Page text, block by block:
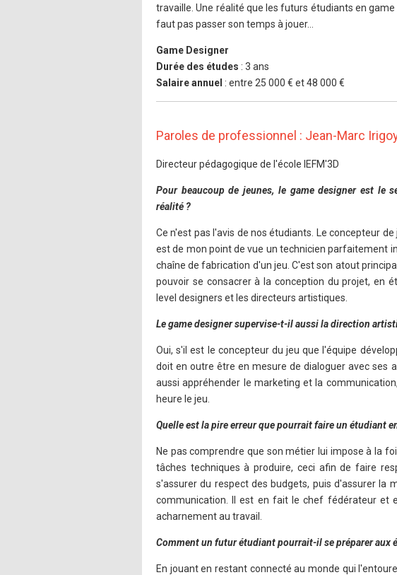
travaille. Une réalité que les futurs étudiants en
faut pas passer son temps à jouer…
Game Designer
Durée des études : 3 ans
Salaire annuel : entre 25 000 € et 48 000 €
Paroles de professionnel : Jean-Marc
Directeur pédagogique de l'école IEFM'3D
Pour beaucoup de jeunes, le game designer est le
réalité ?
Ce n'est pas l'avis de nos étudiants. Le concepteur
est de mon point de vue un technicien parfaitement
chaîne de fabrication d'un jeu. C'est son atout
pouvoir se consacrer à la conception du projet, en
level designers et les directeurs artistiques.
Le game designer supervise-t-il aussi la direction
Oui, s'il est le concepteur du jeu que l'équipe
doit en outre être en mesure de dialoguer avec ses
aussi appréhender le marketing et la
heure le jeu.
Quelle est la pire erreur que pourrait faire un étudiant
Ne pas comprendre que son métier lui impose à la
tâches techniques à produire, ceci afin de faire
s'assurer du respect des budgets, puis d'assurer la
communication. Il est en fait le chef fédérateur et
acharnement au travail.
Comment un futur étudiant pourrait-il se préparer aux
En jouant en restant connecté au monde qui